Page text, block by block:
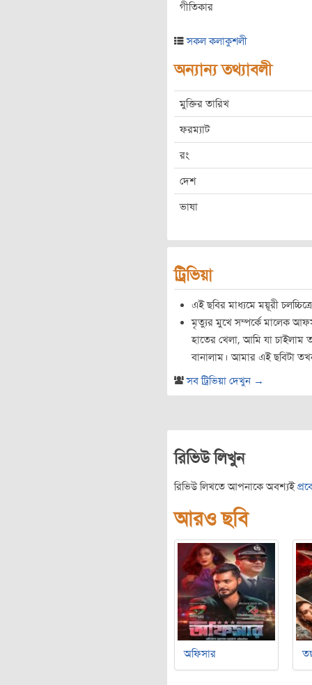
গীতিকার
সকল কলাকুশলী
অন্যান্য তথ্যাবলী
মুক্তির তারিখ
ফরম্যাট
রং
দেশ
ভাষা
ট্রিভিয়া
এই ছবির মাধ্যমে ময়ূরী
মৃত্যুর মুখে সম্পর্কে মালেক
হাতের খেলা, আমি যা চাইলাম
বানালাম। আমার এই ছবিটা
সব ট্রিভিয়া দেখুন →
রিভিউ লিখুন
রিভিউ লিখতে আপনাকে অবশ্যই
আরও ছবি
অফিসার